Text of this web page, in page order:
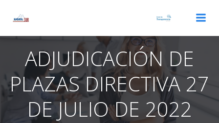
ADJUDICACIÓN DE
PLAZAS DIRECTIVA 27
DE JULIO DE 2022